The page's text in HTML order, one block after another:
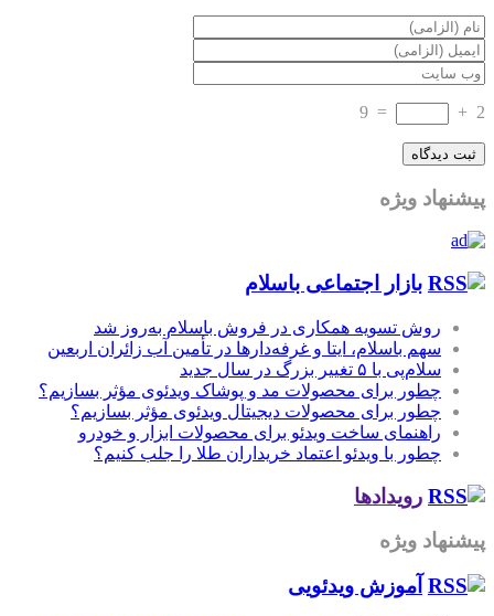
2
+
=
9
پیشنهاد ویژه
بازار اجتماعی باسلام
روش تسویه همکاری در فروش باسلام به‌روز شد
سهم باسلام، ایتا و غرفه‌دارها در تأمین آب زائران اربعین
سلام‌پی با ۵ تغییر بزرگ در سال جدید
چطور برای محصولات مد و پوشاک ویدئوی مؤثر بسازیم؟
چطور برای محصولات دیجیتال ویدئوی مؤثر بسازیم؟
راهنمای ساخت ویدئو برای محصولات ابزار و خودرو
چطور با ویدئو اعتماد خریداران طلا را جلب کنیم؟
رویدادها
پیشنهاد ویژه
آموزش‌ ویدئویی